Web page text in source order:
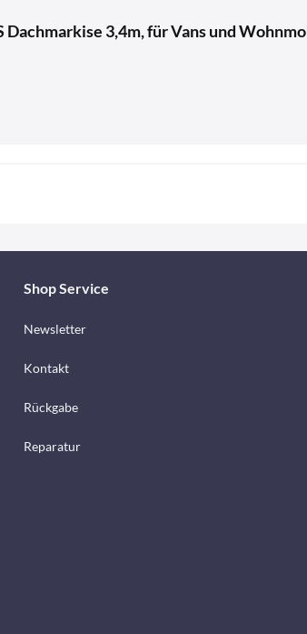
3,4m, für Vans und
Shop Service
Newsletter
Kontakt
Rückgabe
Reparatur